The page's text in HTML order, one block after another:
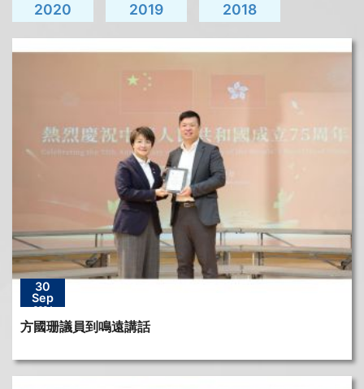
2020
2019 2018
30
Sep
2024
方國珊議員到鳴遠講話